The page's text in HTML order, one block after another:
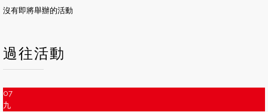
沒有即將舉辦的活動
過往活動
07
九